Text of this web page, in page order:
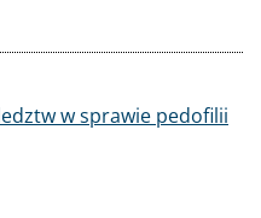
w sprawie pedofilii